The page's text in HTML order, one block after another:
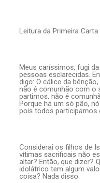
Leitura da Primeira
Meus caríssimos, fugi
pessoas esclarecidas.
digo: O cálice da
não é comunhão com o
partimos, não é
Porque há um só pão,
pois todos participamos
Considerai os filhos de
vítimas sacrificais não
altar? Então, que dizer?
idolátrico tem algum
coisa? Nada disso.